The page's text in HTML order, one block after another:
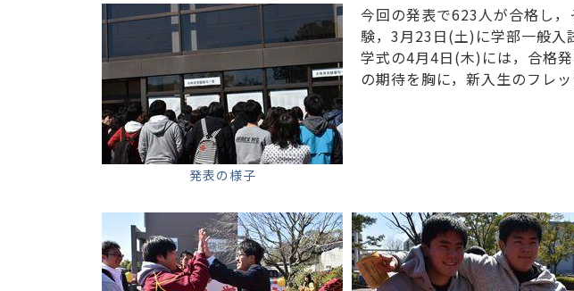
発表の様子
今回の発表で623人が合格し
験，3月23日(土)に学部一般入
学式の4月4日(木)には，合格
の期待を胸に，新入生のフレ